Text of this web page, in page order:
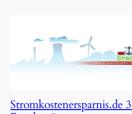
Stromkostenersparnis.de